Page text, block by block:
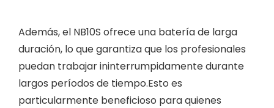
Además, el NB10S ofrece una batería de larga
duración, lo que garantiza que los profesionales
puedan trabajar ininterrumpidamente durante
largos períodos de tiempo.Esto es
particularmente beneficioso para quienes